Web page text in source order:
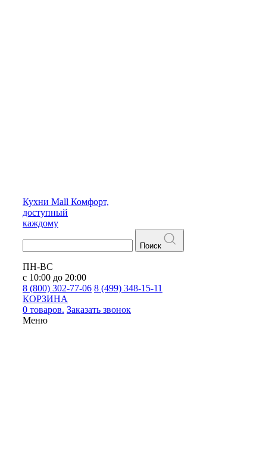
Кухни Mall Комфорт,
доступный
каждому
Поиск
ПН-ВС
с 10:00 до 20:00
8 (800) 302-77-06 8 (499) 348-15-11
КОРЗИНА
0 товаров. Заказать звонок
Меню